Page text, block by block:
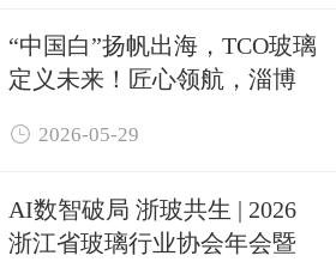
“中国白”扬帆出海，TCO玻璃
定义未来！匠心领航，淄博
 2026-05-29
AI数智破局 浙玻共生 | 2026
浙江省玻璃行业协会年会暨